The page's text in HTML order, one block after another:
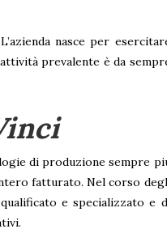
nasce per
prevalente è da
di produzione sempre
fatturato. Nel corso
e specializzato e